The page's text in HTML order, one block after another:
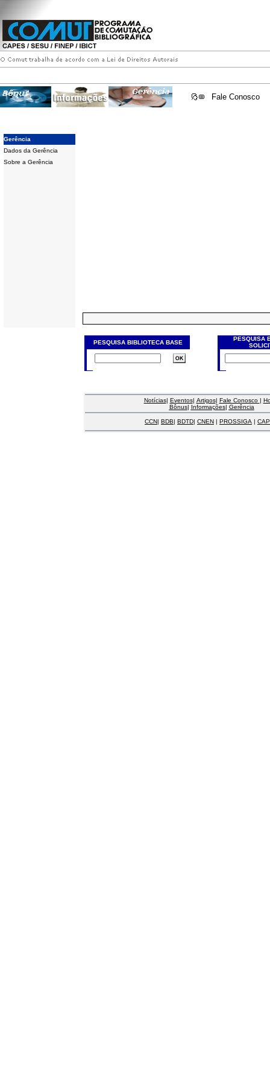
Fale Conosco
Gerência
Dados da Gerência
Sobre a Gerência
PESQUISA BIBLIOTECA BASE
PESQUISA
Notícias| Eventos| Artigos| Fale Conosco |
Bônus| Informações| Gerência
CCN| BDB| BDTD| CNEN | PROSSIGA |